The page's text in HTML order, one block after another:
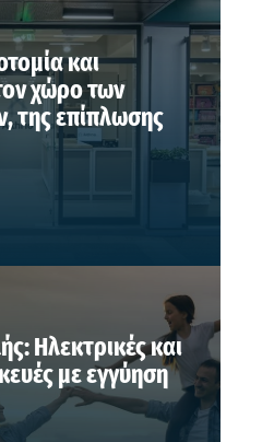
και
χώρο των
της επίπλωσης
Ηλεκτρικές και
με εγγύηση